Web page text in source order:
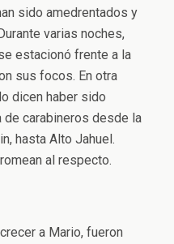
sido amedrentados y
varias noches,
estacionó frente a la
sus focos. En otra
dicen haber sido
carabineros desde la
hasta Alto Jahuel.
al respecto.
a Mario, fueron